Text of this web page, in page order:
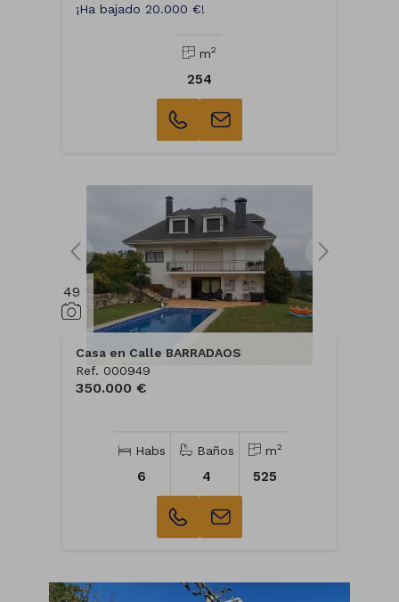
¡Ha bajado 20.000 €!
m2
254
49
Casa en Calle BARRADAOS
Ref. 000949
350.000 €
Habs
6
Baños
4
m2
525